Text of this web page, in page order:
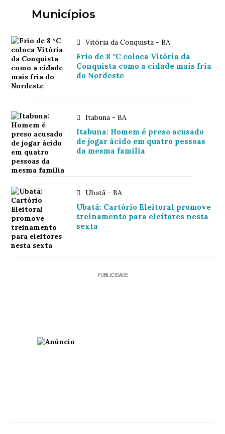
Municípios
Vitória da Conquista - BA
Frio de 8 °C coloca Vitória da
Conquista como a cidade mais fria
do Nordeste
Itabuna - BA
Itabuna: Homem é preso acusado
de jogar ácido em quatro pessoas
da mesma família
Ubatã - BA
Ubatã: Cartório Eleitoral promove
treinamento para eleitores nesta
sexta
PUBLICIDADE